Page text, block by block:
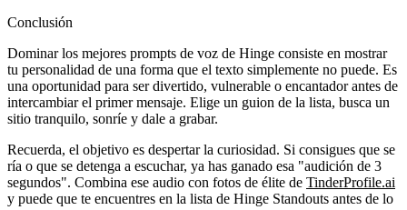
Conclusión
Dominar los mejores prompts de voz de Hinge consiste en mostrar
tu personalidad de una forma que el texto simplemente no puede. Es
una oportunidad para ser divertido, vulnerable o encantador antes de
intercambiar el primer mensaje. Elige un guion de la lista, busca un
sitio tranquilo, sonríe y dale a grabar.
Recuerda, el objetivo es despertar la curiosidad. Si consigues que se
ría o que se detenga a escuchar, ya has ganado esa "audición de 3
segundos". Combina ese audio con fotos de élite de TinderProfile.ai
y puede que te encuentres en la lista de Hinge Standouts antes de lo